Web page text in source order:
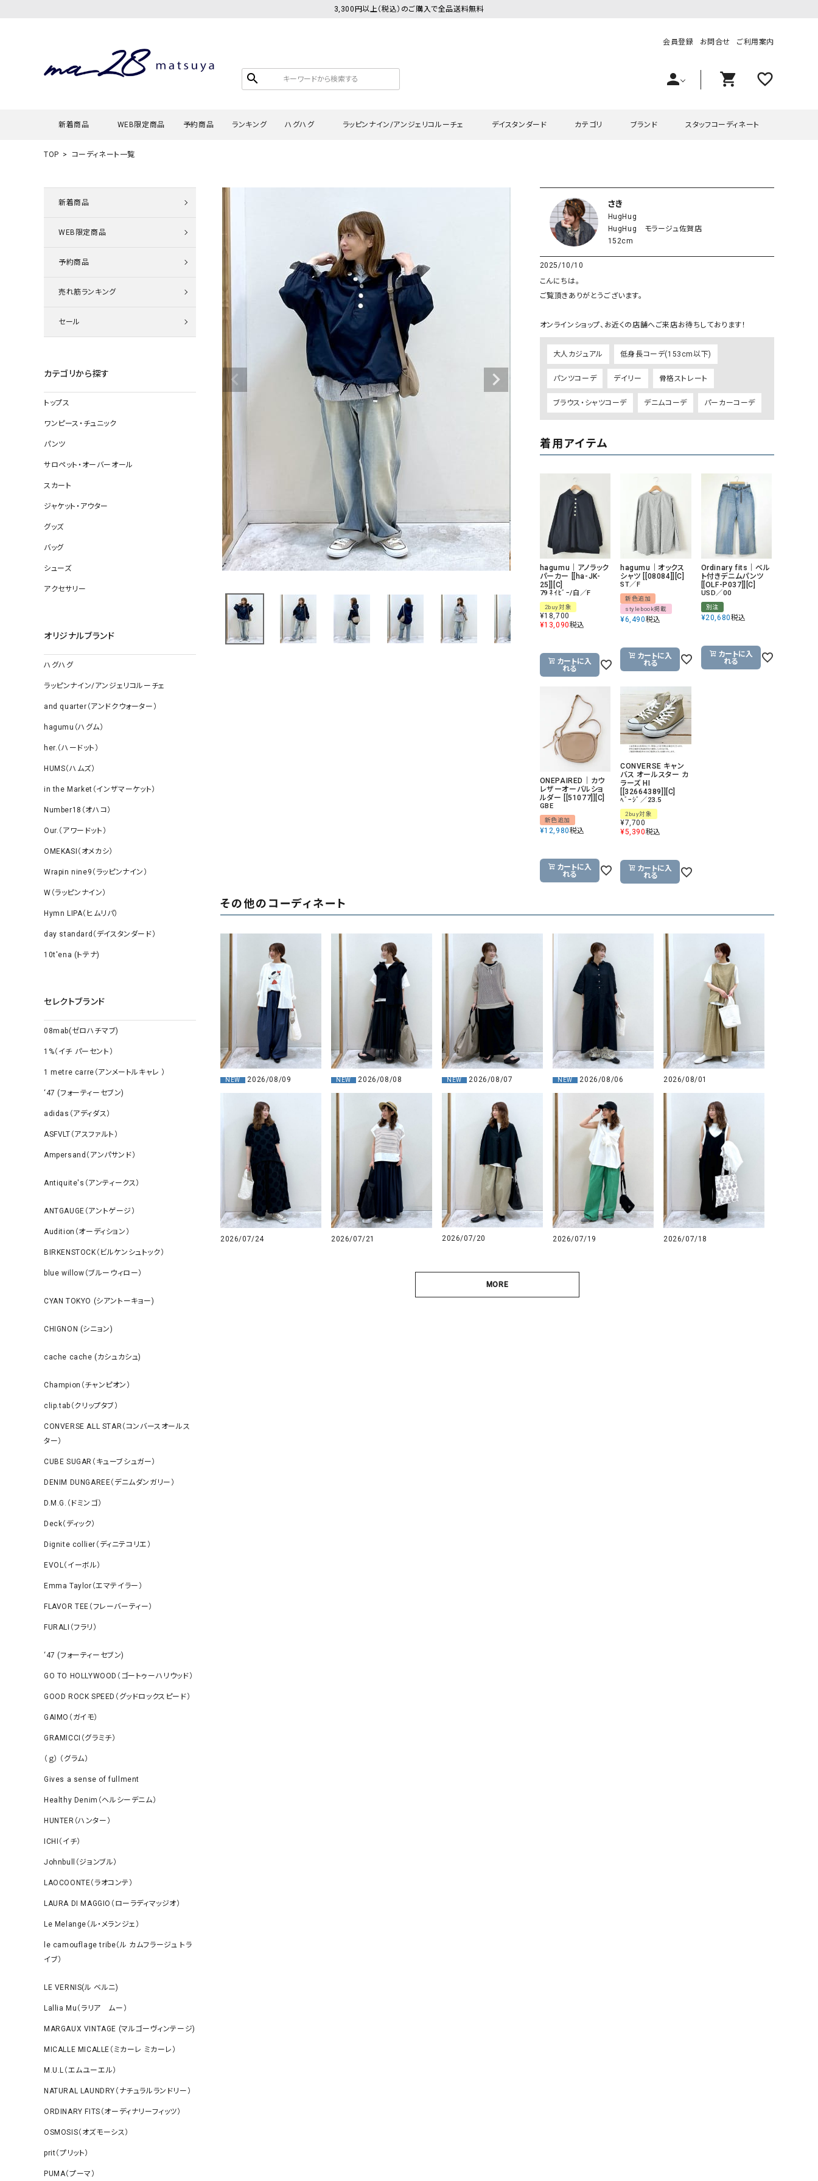
3,300円以上（税込）のご購入で全品送料無料
search
会員登録 お問合せ ご利用案内
person shopping_cart favorite_outline
新着商品 WEB限定商品 予約商品 ランキング ハグハグ
スウェット・パーカー
ロング・マキシ丈
その他スカート
すべて見る
帽子
ソックス
その他雑貨
ラッピンナイン/アンジェリコルーチェ
ニット
タンクトップ・キャミソール
デニムパンツ
その他のパンツ
ジャケット
その他アウター
デイスタンダード
チュニック
その他スカート
すべて見る
帽子
ソックス・その他雑貨
カテゴリ
ワンピース・チュニック
サロペット・オーバーオール
スカート
ジャケット・アウター
グッズ
ワンピース・チュニック
サロペット・オーバーオール
ジャケット・アウター
グッズ
ブランド
ラッピンナイン/アンジェリコルーチェ
hagumu（ハグム）
her.（ハードット）
and quarter（アンドクウォーター） HUMS（ハムズ）
Wrapin nine9（ラッピンナイン）
08mab(ゼロハチマブ)
1%（イチ パーセント） LAOCOONTE（ラオコンテ）
1 metre carre（アンメートルキャレ ）
LAURA DI MAGGIO（ロー
120%lino（ワンハンドレッドトゥエンティ
Lallia Mu（ラリア ムー）
ASFVLT（アスファルト） mizuiro ind（ミズイロ イン
Ampersand（アンパサンド） MICALLE MICALLE（ミカ
Antiquite's（アンティークス）
NATURAL LAUNDRY（ナ
リー）
Audition（オーディション）
ORDINARY FITS（オーディ
ツ）
blue willow（ブルーウィロー）
blue willow（ブルーウィロー）
CUBE SUGAR（キューブシュガー） PUMA（プーマ）
CONVERSE ALL STAR（コンバースオー
Risley（リズレー）
Champion（チャンピオン）
DENIM DUNGAREE（デニムダンガリー）
Deck（ディック）
EVOL（イーボル）
Emma Taylor（エマテイラー）
FLAVOR TEE（フレーバーティー）
GO TO HOLLYWOOD（ゴートゥーハリウ
G-STAR RAW（ジースターロウ）
GOOD SPEED（グッドスピード）
ー）
（ｇ） （グラム） upper hights（アッパーハイ
Gives a sense of fullment +phenix（フェニックス）
HUNTER（ハンター） WILD THINGS（ワイルドシ
ICHI（イチ）
ILIMA（イリマ）
スタッフコーディネート
TOP コーディネート一覧
新着商品
WEB限定商品
予約商品
売れ筋ランキング
セール
カテゴリから探す
トップス
ワンピース・チュニック
パンツ
サロペット・オーバーオール
スカート
ジャケット・アウター
グッズ
バッグ
シューズ
アクセサリー
オリジナルブランド
ハグハグ
ラッピンナイン/アンジェリコルーチェ
and quarter（アンドクウォーター）
hagumu（ハグム）
her.（ハードット）
HUMS（ハムズ）
in the Market（インザマーケット）
Number18（オハコ）
Our.（アワードット）
OMEKASI（オメカシ）
Wrapin nine9（ラッピンナイン）
W（ラッピンナイン）
Hymn LIPA（ヒムリパ）
day standard（デイスタンダード）
10t'ena (トテナ)
セレクトブランド
08mab(ゼロハチマブ)
1%（イチ パーセント）
1 metre carre（アンメートルキャレ ）
‘47 (フォーティーセブン)
adidas（アディダス）
ASFVLT（アスファルト）
Ampersand（アンパサンド）
Antiquite's（アンティークス）
ANTGAUGE（アントゲージ）
Audition（オーディション）
BIRKENSTOCK（ビルケンシュトック）
blue willow（ブルーウィロー）
CYAN TOKYO (シアントーキョー)
CHIGNON (シニョン)
cache cache (カシュカシュ)
Champion（チャンピオン）
clip.tab（クリップタブ）
CONVERSE ALL STAR（コンバースオールス
ター）
CUBE SUGAR（キューブシュガー）
DENIM DUNGAREE（デニムダンガリー）
D.M.G.（ドミンゴ）
Deck（ディック）
Dignite collier（ディニテコリエ）
EVOL（イーボル）
Emma Taylor（エマテイラー）
FLAVOR TEE（フレーバーティー）
FURALI（フラリ）
‘47 (フォーティーセブン)
GO TO HOLLYWOOD（ゴートゥーハリウッド）
GOOD ROCK SPEED（グッドロックスピード）
GAIMO（ガイモ）
GRAMICCI（グラミチ）
（ｇ） （グラム）
Gives a sense of fullment
Healthy Denim（ヘルシーデニム）
HUNTER（ハンター）
ICHI（イチ）
Johnbull（ジョンブル）
LAOCOONTE（ラオコンテ）
LAURA DI MAGGIO（ローラディマッジオ）
Le Melange（ル・メランジェ）
le camouflage tribe（ル カムフラージュ トラ
イブ）
LE VERNIS(ル ベルニ)
Lallia Mu（ラリア ムー）
MARGAUX VINTAGE (マルゴーヴィンテージ)
MICALLE MICALLE（ミカーレ ミカーレ）
M.U.L（エムユーエル）
NATURAL LAUNDRY（ナチュラルランドリー）
ORDINARY FITS（オーディナリーフィッツ）
OSMOSIS（オズモーシス）
prit（プリット）
PUMA（プーマ）
さき
HugHug
HugHug モラージュ佐賀店
152cm
2025/10/10
こんにちは。
ご覧頂きありがとうございます。
オンラインショップ、お近くの店舗へご来店お待ちしております！
大人カジュアル 低身長コーデ(153cm以下)
パンツコーデ デイリー 骨格ストレート
ブラウス・シャツコーデ デニムコーデ パーカーコーデ
着用アイテム
hagumu｜アノラック
パーカー [[ha-JK-
25]][C]
79 ﾈｲﾋﾞｰ/白／F
2buy対象
¥18,700
¥13,090税込
カートに入
れる
hagumu｜オックス
シャツ [[08084]][C]
ST／F
新色追加
stylebook掲載
¥6,490税込
カートに入
れる
Ordinary fits｜ベル
ト付きデニムパンツ
[[OLF-P037]][C]
USD／00
別注
¥20,680税込
カートに入
れる
ONEPAIRED｜カウ
レザーオーバルショ
ルダー [[51077]][C]
GBE
新色追加
¥12,980税込
カートに入
れる
CONVERSE キャン
バス オールスター カ
ラーズ HI
[[32664389]][C]
ﾍﾞｰｼﾞ／23.5
2buy対象
¥7,700
¥5,390税込
カートに入
れる
その他のコーディネート
NEW 2026/08/09 NEW 2026/08/08 NEW 2026/08/07 NEW 2026/08/06 2026/08/01
2026/07/24 2026/07/21 2026/07/20 2026/07/19 2026/07/18
MORE